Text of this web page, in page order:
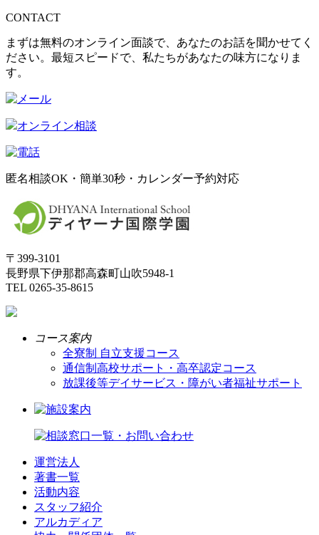
CONTACT
まずは無料のオンライン面談で、あなたのお話を聞かせてく
ださい。最短スピードで、私たちがあなたの味方になりま
す。
オンライン相談
匿名相談OK・簡単30秒・カレンダー予約対応
〒399-3101
長野県下伊那郡高森町山吹5948-1
TEL 0265-35-8615
コース案内
全寮制 自立支援コース
通信制高校サポート・高卒認定コース
放課後等デイサービス・障がい者福祉サポート
運営法人
著書一覧
活動内容
スタッフ紹介
アルカディア